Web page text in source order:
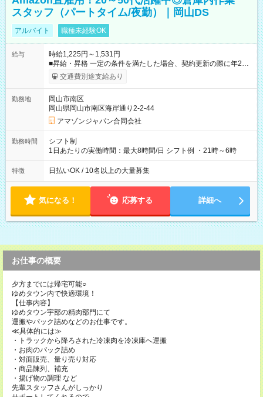
スタッフ（パートタイム/夜勤）｜岡山DS
アルバイト 職種未経験OK
給与
時給1,225円～1,531円
■昇給・昇格 一定の条件を満たした場合、契約更新の際に年2回
まで昇給の機会があります。 ■正社員登用制度あり ※月末締/翌
月25日支払い ※時間外手当、別途支給 ※深夜割増賃金 (22:00～
☆Amazon直雇用で安定して働けます！ 【試用期間】試用期間
あり 試用期間の長さ：1週間 雇用形態、給与は本採用時と同じ
です。
交通費別途支給あり
勤務地
岡山市南区
岡山県岡山市南区海岸通り2-2-44
アマゾンジャパン合同会社
勤務時間
シフト制
1日あたりの実働時間：最大8時間/日 シフト例 ・21時～6時
特徴 日払いOK / 10名以上の大量募集
気になる！ 応募する 詳細へ
お仕事の概要
夕方までには帰宅可能○
ゆめタウン内で快適環境！
【仕事内容】
ゆめタウン宇部の精肉部門にて
運搬やパック詰めなどのお仕事です。
≪具体的には≫
・トラックから降ろされた冷凍肉を冷凍庫へ運搬
・お肉のパック詰め
・対面販売、量り売り対応
・商品陳列、補充
・揚げ物の調理 など
先輩スタッフさんがしっかり